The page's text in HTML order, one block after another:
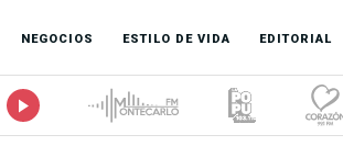
NEGOCIOS ESTILO DE VIDA EDITORIAL